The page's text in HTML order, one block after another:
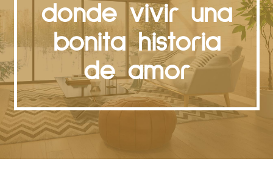
donde vivir una
bonita historia
de amor